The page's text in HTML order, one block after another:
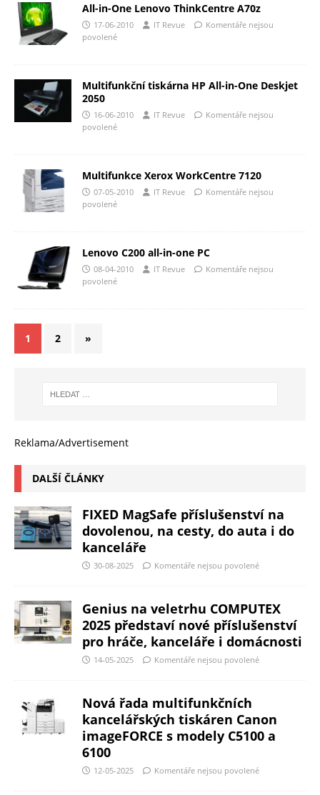
All-in-One Lenovo ThinkCentre A70z
17-06-2010 IT Revue
Komentáře nejsou
povolené
Multifunkční tiskárna HP All-in-One Deskjet
2050
16-06-2010 IT Revue
Komentáře nejsou
povolené
Multifunkce Xerox WorkCentre 7120
07-05-2010 IT Revue
Komentáře nejsou
povolené
Lenovo C200 all-in-one PC
08-04-2010 IT Revue
Komentáře nejsou
povolené
1 2 »
Reklama/Advertisement
DALŠÍ ČLÁNKY
FIXED MagSafe příslušenství na
dovolenou, na cesty, do auta i do
kanceláře
30-08-2025 Komentáře nejsou povolené
Genius na veletrhu COMPUTEX
2025 představí nové příslušenství
pro hráče, kanceláře i domácnosti
14-05-2025 Komentáře nejsou povolené
Nová řada multifunkčních
kancelářských tiskáren Canon
imageFORCE s modely C5100 a
6100
12-05-2025 Komentáře nejsou povolené